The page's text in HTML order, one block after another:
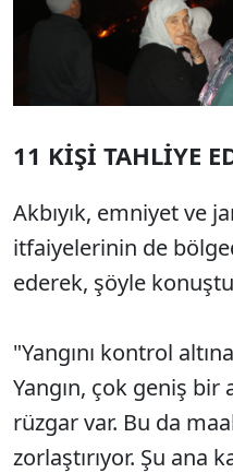
11 KİŞİ TAHLİYE
Akbıyık, emniyet ve
itfaiyelerinin de
ederek, şöyle
"Yangını kontrol
Yangın, çok geniş bir
rüzgar var. Bu da
zorlaştırıyor. Şu ana